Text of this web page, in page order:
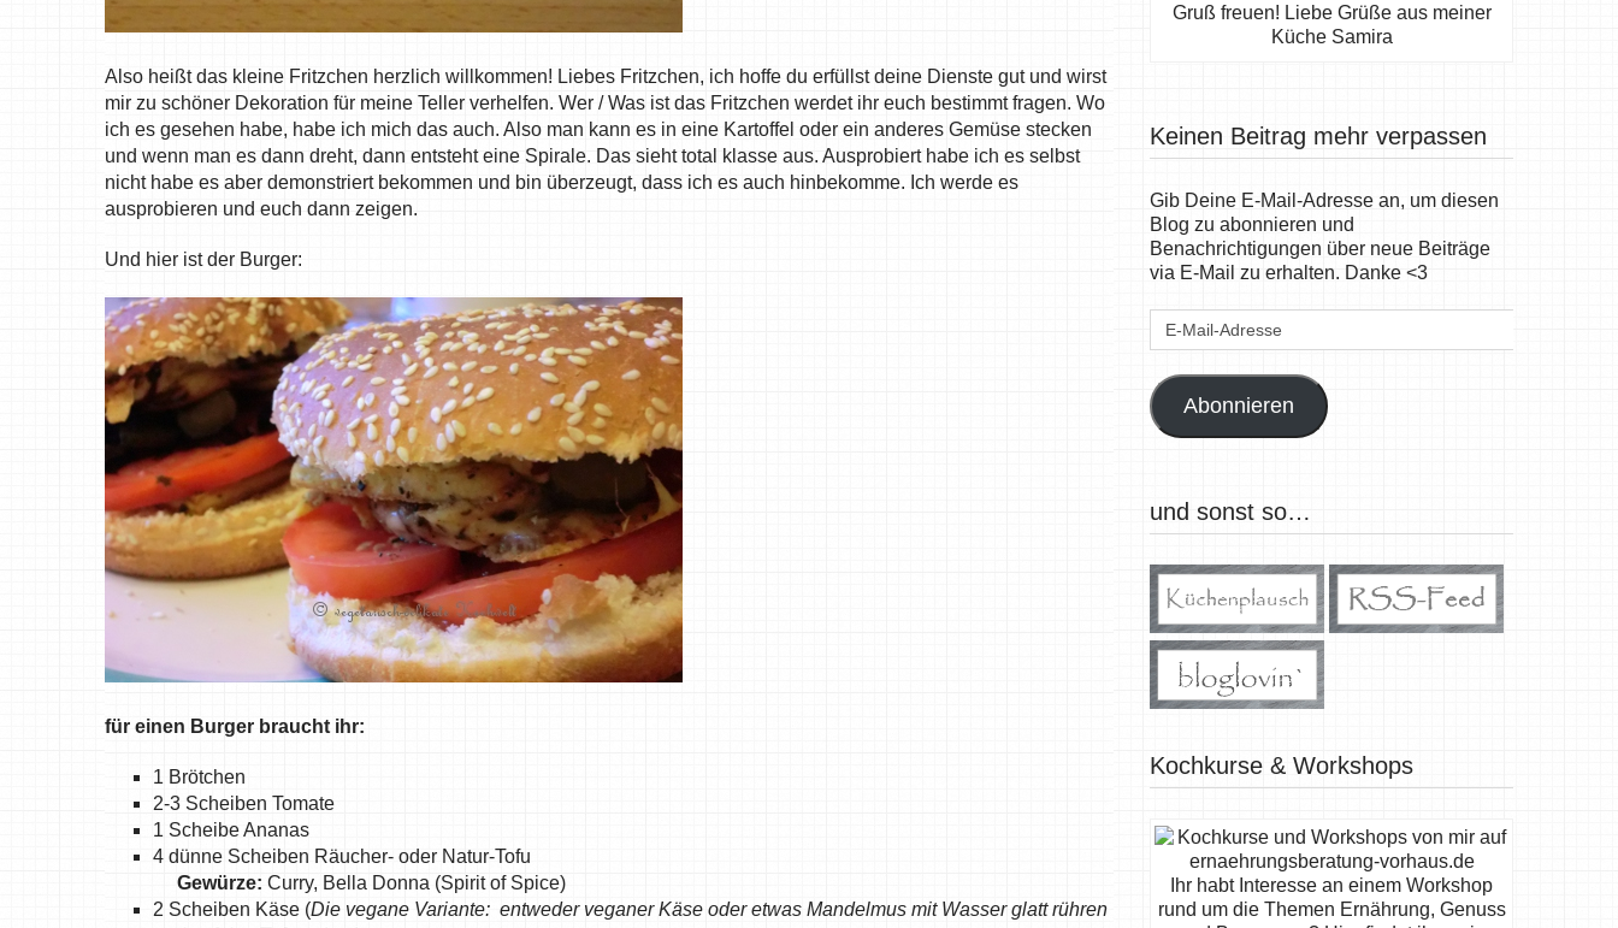
Also heißt das kleine Fritzchen herzlich willkommen! Liebes Fritzchen, ich hoffe du erfüllst deine Dienste gut und wirst
mir zu schöner Dekoration für meine Teller verhelfen. Wer / Was ist das Fritzchen werdet ihr euch bestimmt fragen. Wo
ich es gesehen habe, habe ich mich das auch. Also man kann es in eine Kartoffel oder ein anderes Gemüse stecken
und wenn man es dann dreht, dann entsteht eine Spirale. Das sieht total klasse aus. Ausprobiert habe ich es selbst
nicht habe es aber demonstriert bekommen und bin überzeugt, dass ich es auch hinbekomme. Ich werde es
ausprobieren und euch dann zeigen.
Und hier ist der Burger:
für einen Burger braucht ihr:
1 Brötchen
2-3 Scheiben Tomate
1 Scheibe Ananas
4 dünne Scheiben Räucher- oder Natur-Tofu
Gewürze: Curry, Bella Donna (Spirit of Spice)
2 Scheiben Käse (Die vegane Variante: entweder veganer Käse oder etwas Mandelmus mit Wasser glatt rühren
Gruß freuen! Liebe Grüße aus meiner
Küche Samira
Keinen Beitrag mehr verpassen
Gib Deine E-Mail-Adresse an, um diesen
Blog zu abonnieren und
Benachrichtigungen über neue Beiträge
via E-Mail zu erhalten. Danke <3
E-
Abonnieren
und sonst so…
Kochkurse & Workshops
Ihr habt Interesse an einem Workshop
rund um die Themen Ernährung, Genuss